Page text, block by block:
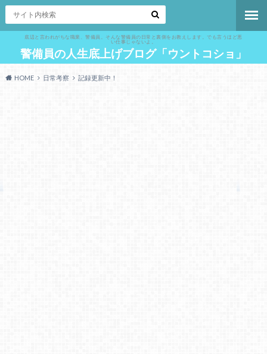
底辺と言われがちな職業、警備員。そんな警備員の日常と裏側をお教えします。でも言うほど悪
い仕事じゃないよ。
警備員の人生底上げブログ「ウントコショ」
HOME 日常考察 記録更新中！